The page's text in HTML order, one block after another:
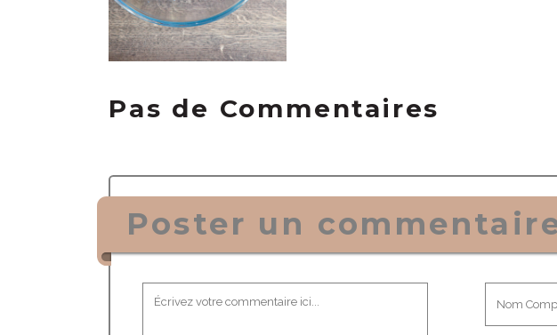
Pas de Commentaires
Poster un